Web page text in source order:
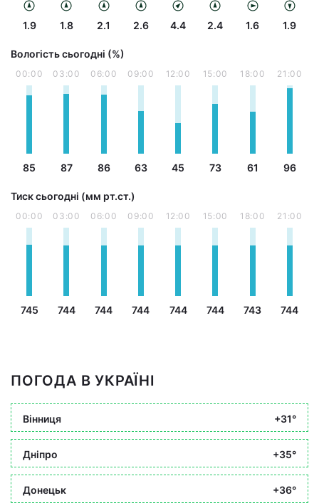
1.9 1.8 2.1 2.6 4.4 2.4 1.6 1.9
Вологість сьогодні (%)
00:00
85
03:00
87
06:00
86
09:00
63
12:00
45
15:00
73
18:00
61
21:00
96
Тиск сьогодні (мм рт.ст.)
00:00
745
03:00
744
06:00
744
09:00
744
12:00
744
15:00
744
18:00
743
21:00
744
ПОГОДА В УКРАЇНІ
Вінниця +31°
Дніпро +35°
Донецьк +36°